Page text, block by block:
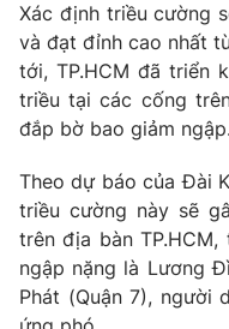
Phim VTV
Hậu trường
Nhân vật
Giải sao mai
Giải trí
Điện ảnh
Âm nhạc
Sao
Đời sống
Làm đẹp
Chất lượng cuộc sống
Giáo dục
Tuyển sinh
Học trực tuyến
Công nghệ
Hitech Công nghệ
Giao lưu trực tuyến
Xác định triều cường
và đạt đỉnh cao nhất
tới, TP.HCM đã triển
triều tại các cống
đắp bờ bao giảm ngập.
Theo dự báo của Đài
triều cường này sẽ
trên địa bàn
ngập nặng là Lương
Phát (Quận 7), người